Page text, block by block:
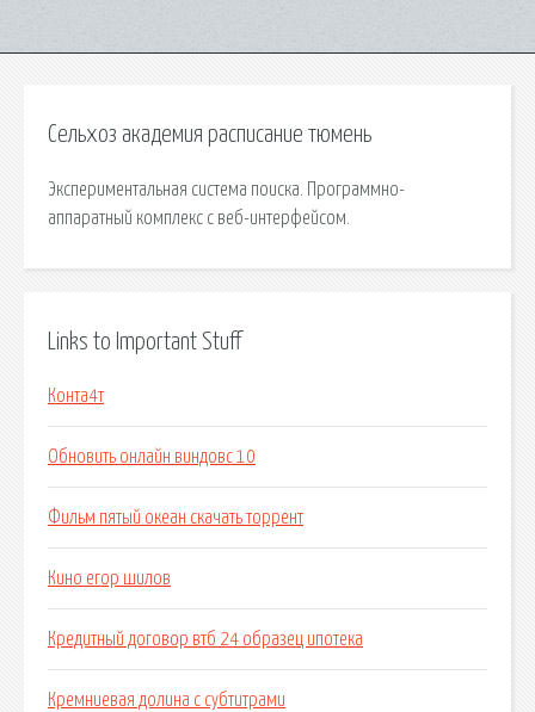
Сельхоз академия расписание тюмень
Экспериментальная система поиска. Программно-
аппаратный комплекс с веб-интерфейсом.
Links to Important Stuff
Конта4т
Обновить онлайн виндовс 10
Фильм пятый океан скачать торрент
Кино егор шилов
Кредитный договор втб 24 образец ипотека
Кремниевая долина с субтитрами